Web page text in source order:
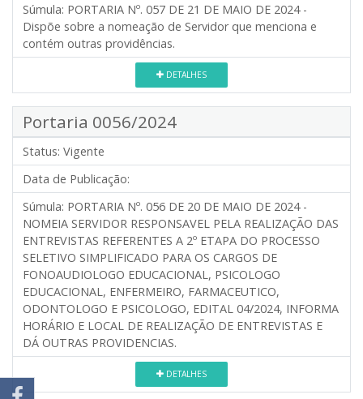
Súmula: PORTARIA Nº. 057 DE 21 DE MAIO DE 2024 -
Dispõe sobre a nomeação de Servidor que menciona e
contém outras providências.
DETALHES
Portaria 0056/2024
Status: Vigente
Data de Publicação:
Súmula: PORTARIA Nº. 056 DE 20 DE MAIO DE 2024 -
NOMEIA SERVIDOR RESPONSAVEL PELA REALIZAÇÃO DAS
ENTREVISTAS REFERENTES A 2º ETAPA DO PROCESSO
SELETIVO SIMPLIFICADO PARA OS CARGOS DE
FONOAUDIOLOGO EDUCACIONAL, PSICOLOGO
EDUCACIONAL, ENFERMEIRO, FARMACEUTICO,
ODONTOLOGO E PSICOLOGO, EDITAL 04/2024, INFORMA
HORÁRIO E LOCAL DE REALIZAÇÃO DE ENTREVISTAS E
DÁ OUTRAS PROVIDENCIAS.
DETALHES